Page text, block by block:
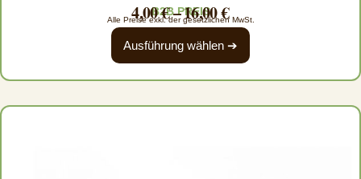
B2B PREIS
4,00€–16,00€
Alle Preise exkl. der gesetzlichen MwSt.
Ausführung wählen ➔